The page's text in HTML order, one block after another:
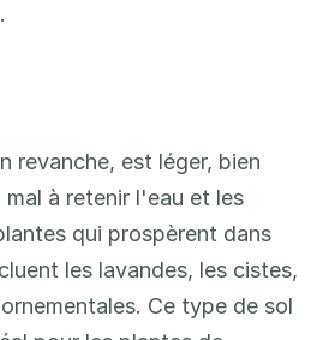
revanche, est léger, bien
mal à retenir l'eau et les
qui prospèrent dans
les lavandes, les cistes,
Ce type de sol